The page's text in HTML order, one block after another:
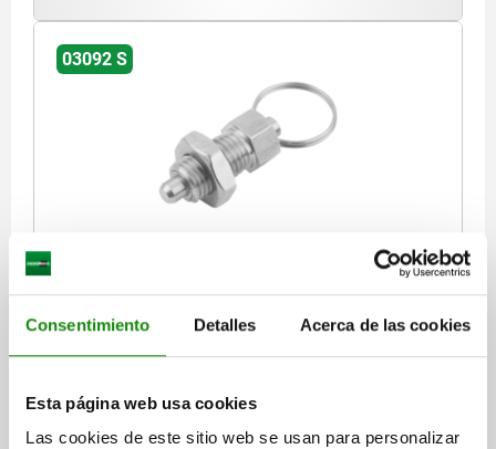
Consentimiento Detalles Acerca de las cookies
Esta página web usa cookies
Las cookies de este sitio web se usan para personalizar
03092 S
D1=M08X1, D=4, FORMA:S, ACERO INOXIDABLE
DIÁMETRO DEL PERNO=4
MATERIAL DEL CUERPO DE BASE=ACERO INOXIDABLE
CONTRATUERCA=CON CONTRATUERCA
SUPERFICIE CUERPO DE BASE=ENDURECIDO D4=15
L1=15